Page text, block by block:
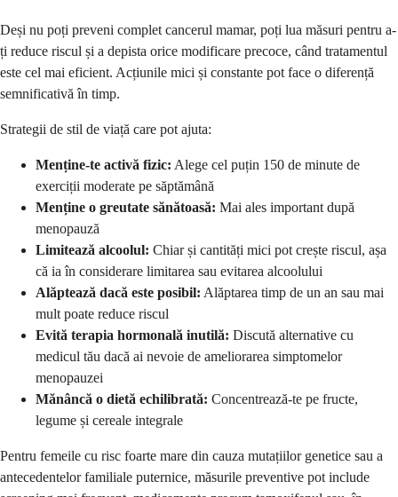
Deși nu poți preveni complet cancerul mamar, poți lua măsuri pentru a-
ți reduce riscul și a depista orice modificare precoce, când tratamentul
este cel mai eficient. Acțiunile mici și constante pot face o diferență
semnificativă în timp.
Strategii de stil de viață care pot ajuta:
Menține-te activă fizic: Alege cel puțin 150 de minute de
exerciții moderate pe săptămână
Menține o greutate sănătoasă: Mai ales important după
menopauză
Limitează alcoolul: Chiar și cantități mici pot crește riscul, așa
că ia în considerare limitarea sau evitarea alcoolului
Alăptează dacă este posibil: Alăptarea timp de un an sau mai
mult poate reduce riscul
Evită terapia hormonală inutilă: Discută alternative cu
medicul tău dacă ai nevoie de ameliorarea simptomelor
menopauzei
Mănâncă o dietă echilibrată: Concentrează-te pe fructe,
legume și cereale integrale
Pentru femeile cu risc foarte mare din cauza mutațiilor genetice sau a
antecedentelor familiale puternice, măsurile preventive pot include